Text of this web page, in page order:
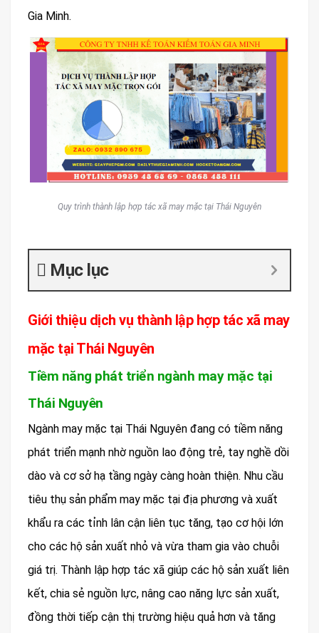
Gia Minh.
Quy trình thành lập hợp tác xã may mặc tại Thái Nguyên
Mục lục
Giới thiệu dịch vụ thành lập hợp tác xã may
mặc tại Thái Nguyên
Tiềm năng phát triển ngành may mặc tại
Thái Nguyên
Ngành may mặc tại Thái Nguyên đang có tiềm năng
phát triển mạnh nhờ nguồn lao động trẻ, tay nghề dồi
dào và cơ sở hạ tầng ngày càng hoàn thiện. Nhu cầu
tiêu thụ sản phẩm may mặc tại địa phương và xuất
khẩu ra các tỉnh lân cận liên tục tăng, tạo cơ hội lớn
cho các hộ sản xuất nhỏ và vừa tham gia vào chuỗi
giá trị. Thành lập hợp tác xã giúp các hộ sản xuất liên
kết, chia sẻ nguồn lực, nâng cao năng lực sản xuất,
đồng thời tiếp cận thị trường hiệu quả hơn và tăng